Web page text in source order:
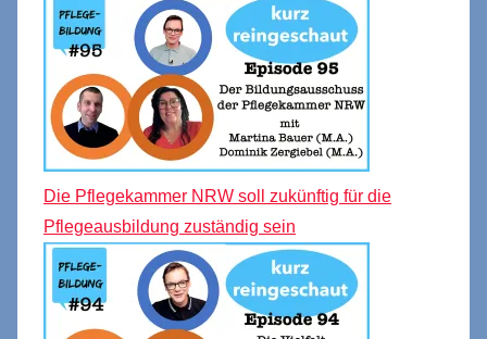
Die Pflegekammer NRW soll zukünftig für die
Pflegeausbildung zuständig sein